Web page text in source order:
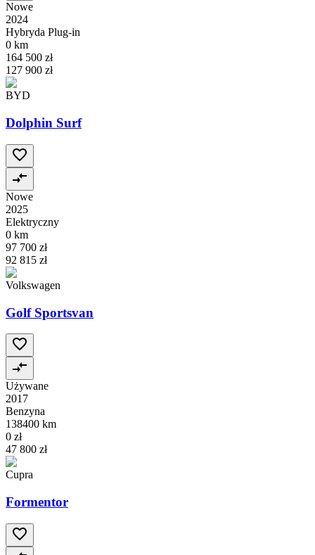
Nowe
2024
Hybryda Plug-in
0 km
164 500 zł
127 900 zł
BYD
Dolphin Surf
Nowe
2025
Elektryczny
0 km
97 700 zł
92 815 zł
Volkswagen
Golf Sportsvan
Używane
2017
Benzyna
138400 km
0 zł
47 800 zł
Cupra
Formentor